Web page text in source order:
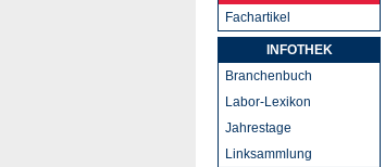
Fachartikel
INFOTHEK
Branchenbuch
Labor-Lexikon
Jahrestage
Linksammlung